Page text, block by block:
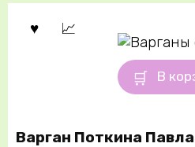
В
Варган Поткина